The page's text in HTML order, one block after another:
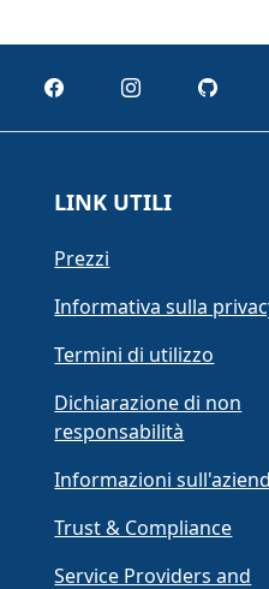
LINK UTILI
Prezzi
Informativa sulla
Termini di utilizzo
Dichiarazione di non
responsabilità
Informazioni
Trust & Compliance
Service Providers and